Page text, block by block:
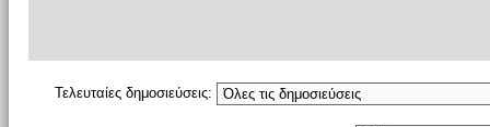
Τελευταίες δημοσιεύσεις: